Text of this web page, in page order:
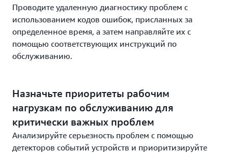
Проводите удаленную диагностику проблем с
использованием кодов ошибок, присланных за
определенное время, а затем направляйте их с
помощью соответствующих инструкций по
обслуживанию.
Назначьте приоритеты рабочим
нагрузкам по обслуживанию для
критически важных проблем
Анализируйте серьезность проблем с помощью
детекторов событий устройств и приоритизируйте